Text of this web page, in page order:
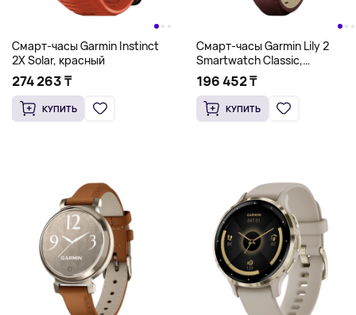
Смарт-часы Garmin Instinct
2X Solar, красный
274 263 ₸
КУПИТЬ
Смарт-часы Garmin Lily 2
Smartwatch Classic,
бордовый
196 452 ₸
КУПИТЬ